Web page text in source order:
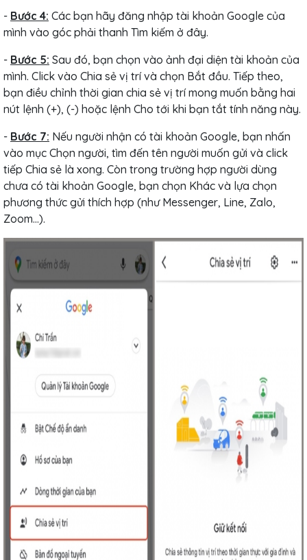
- Bước 4: Các bạn hãy đăng nhập tài khoản Google của
mình vào góc phải thanh Tìm kiếm ở đây.
- Bước 5: Sau đó, bạn chọn vào ảnh đại diện tài khoản của
mình. Click vào Chia sẻ vị trí và chọn Bắt đầu. Tiếp theo,
bạn điều chỉnh thời gian chia sẻ vị trí mong muốn bằng hai
nút lệnh (+), (-) hoặc lệnh Cho tới khi bạn tắt tính năng này.
- Bước 7: Nếu người nhận có tài khoản Google, bạn nhấn
vào mục Chọn người, tìm đến tên người muốn gửi và click
tiếp Chia sẻ là xong. Còn trong trường hợp người dùng
chưa có tài khoản Google, bạn chọn Khác và lựa chọn
phương thức gửi thích hợp (như Messenger, Line, Zalo,
Zoom…).